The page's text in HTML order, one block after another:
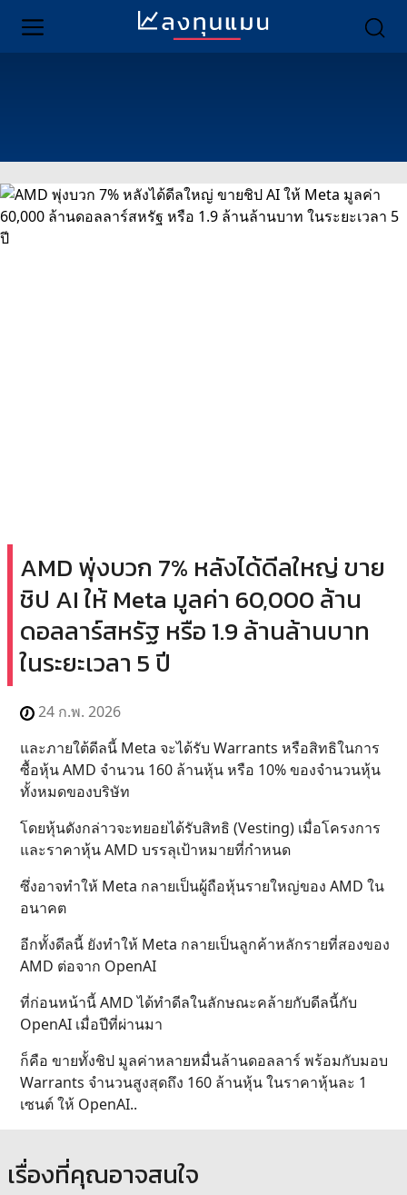
AMD พุ่งบวก 7% หลังได้ดีลใหญ่ ขาย
ชิป AI ให้ Meta มูลค่า 60,000 ล้าน
ดอลลาร์สหรัฐ หรือ 1.9 ล้านล้านบาท
ในระยะเวลา 5 ปี
24 ก.พ. 2026
และภายใต้ดีลนี้ Meta จะได้รับ Warrants หรือสิทธิในการ
ซื้อหุ้น AMD จำนวน 160 ล้านหุ้น หรือ 10% ของจำนวนหุ้น
ทั้งหมดของบริษัท
โดยหุ้นดังกล่าวจะทยอยได้รับสิทธิ (Vesting) เมื่อโครงการ
และราคาหุ้น AMD บรรลุเป้าหมายที่กำหนด
ซึ่งอาจทำให้ Meta กลายเป็นผู้ถือหุ้นรายใหญ่ของ AMD ใน
อนาคต
อีกทั้งดีลนี้ ยังทำให้ Meta กลายเป็นลูกค้าหลักรายที่สองของ
AMD ต่อจาก OpenAI
ที่ก่อนหน้านี้ AMD ได้ทำดีลในลักษณะคล้ายกับดีลนี้กับ
OpenAI เมื่อปีที่ผ่านมา
ก็คือ ขายทั้งชิป มูลค่าหลายหมื่นล้านดอลลาร์ พร้อมกับมอบ
Warrants จำนวนสูงสุดถึง 160 ล้านหุ้น ในราคาหุ้นละ 1
เซนต์ ให้ OpenAI..
เรื่องที่คุณอาจสนใจ